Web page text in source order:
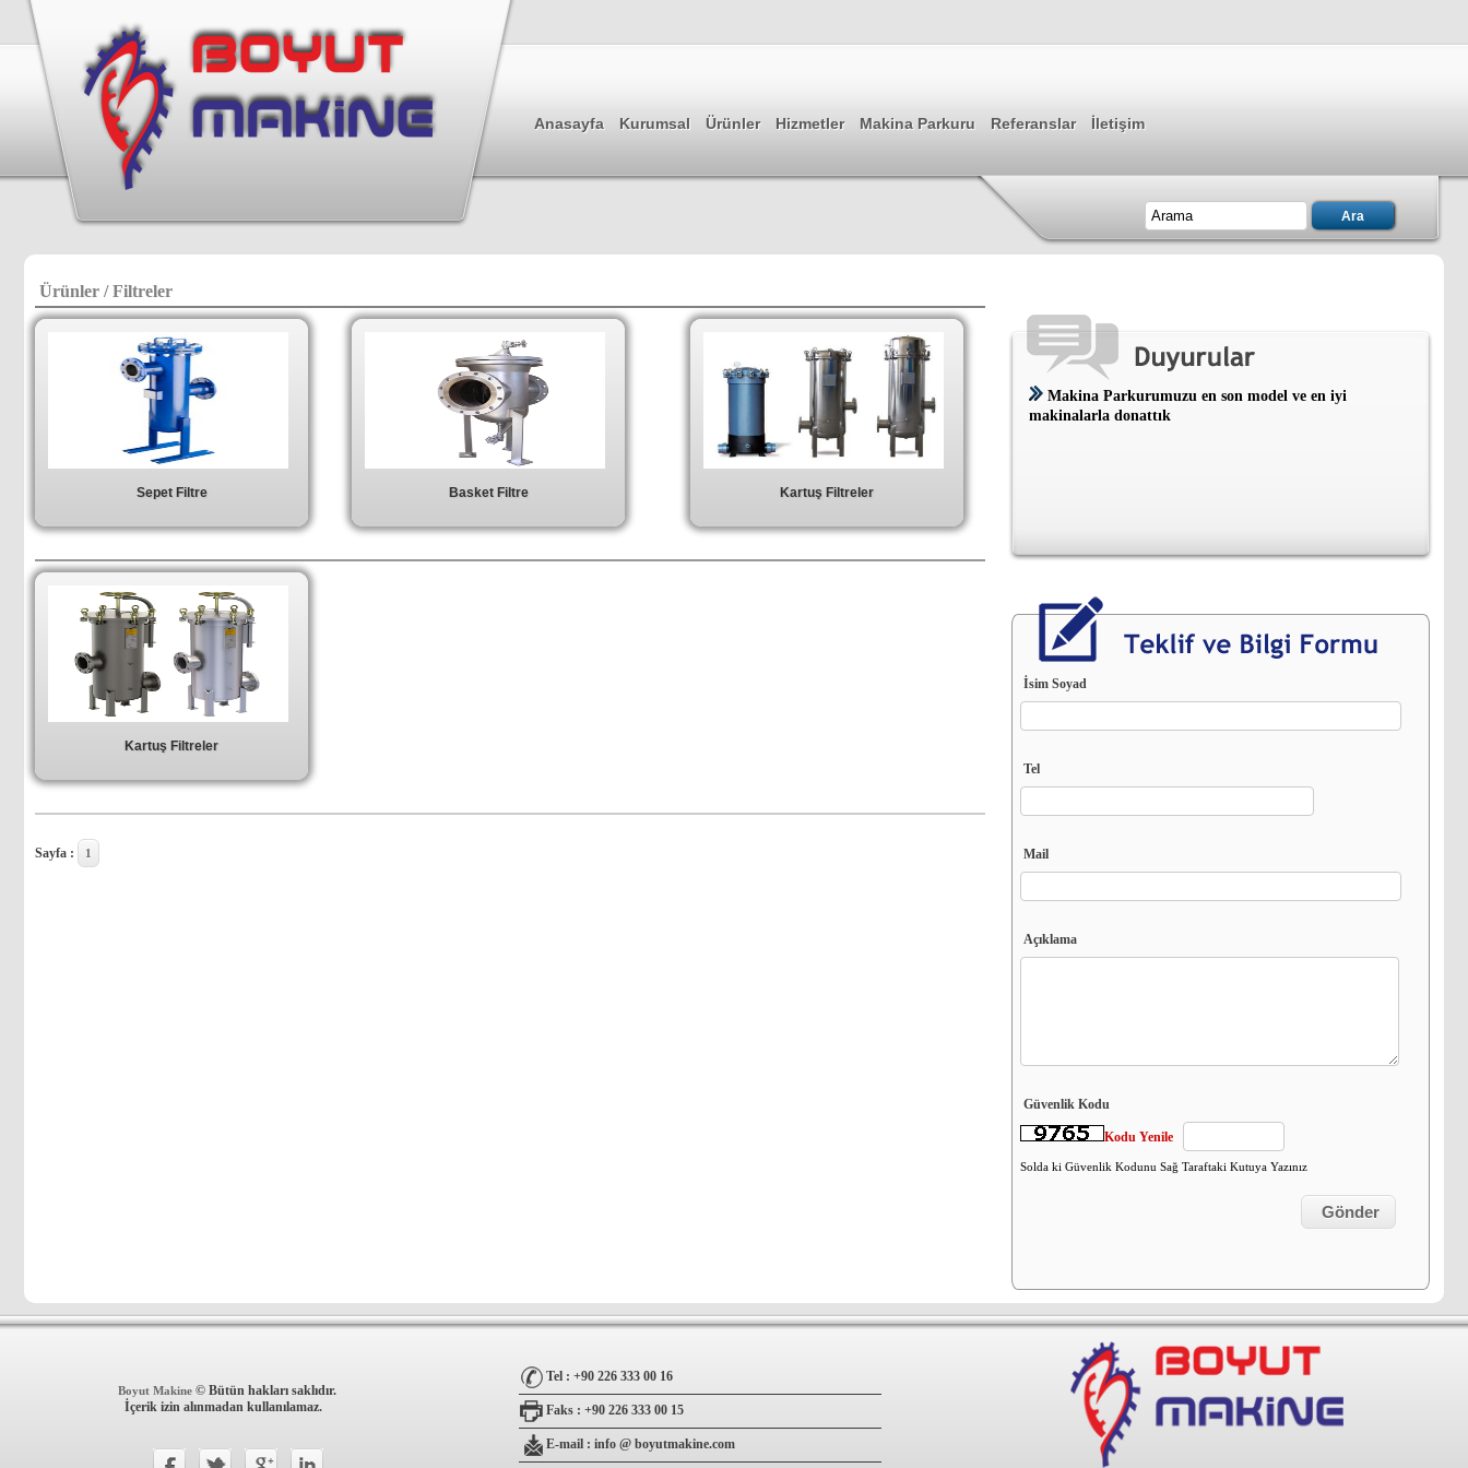
Anasayfa Kurumsal Ürünler Hizmetler Makina Parkuru Referanslar İletişim
Ürünler / Filtreler
Sepet Filtre Basket Filtre Kartuş Filtreler
Kartuş Filtreler
Sayfa : 1
Makina Parkurumuzu en son model ve en iyi
makinalarla donattık
görsellik ve yazılım alt yapısı İle İnternetteki yerimizi
İsim Soyad
Tel
Mail
Açıklama
Güvenlik Kodu
Kodu Yenile
Solda ki Güvenlik Kodunu Sağ Taraftaki Kutuya Yazınız
Boyut Makine © Bütün hakları saklıdır.
İçerik izin alınmadan kullanılamaz.
Tel : +90 226 333 00 16
Faks : +90 226 333 00 15
E-mail : info @ boyutmakine.com